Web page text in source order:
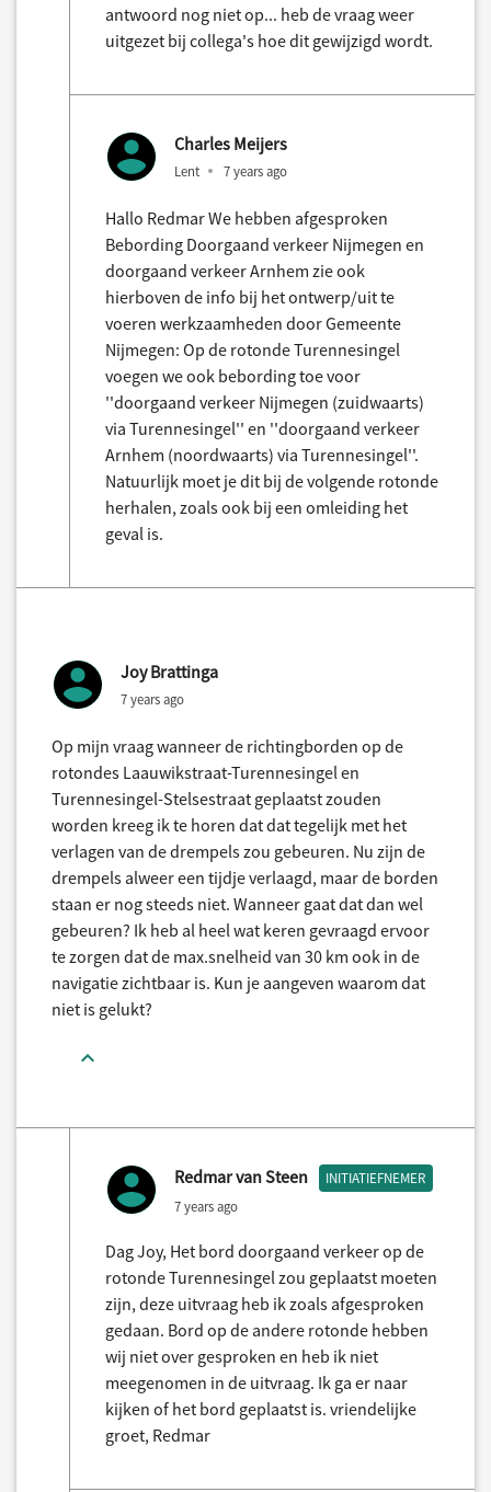
antwoord nog niet op... heb de vraag weer
uitgezet bij collega's hoe dit gewijzigd wordt.
Charles Meijers
Lent 7 years ago
Hallo Redmar We hebben afgesproken
Bebording Doorgaand verkeer Nijmegen en
doorgaand verkeer Arnhem zie ook
hierboven de info bij het ontwerp/uit te
voeren werkzaamheden door Gemeente
Nijmegen: Op de rotonde Turennesingel
voegen we ook bebording toe voor
''doorgaand verkeer Nijmegen (zuidwaarts)
via Turennesingel'' en ''doorgaand verkeer
Arnhem (noordwaarts) via Turennesingel''.
Natuurlijk moet je dit bij de volgende rotonde
herhalen, zoals ook bij een omleiding het
geval is.
Joy Brattinga
7 years ago
Op mijn vraag wanneer de richtingborden op de
rotondes Laauwikstraat-Turennesingel en
Turennesingel-Stelsestraat geplaatst zouden
worden kreeg ik te horen dat dat tegelijk met het
verlagen van de drempels zou gebeuren. Nu zijn de
drempels alweer een tijdje verlaagd, maar de borden
staan er nog steeds niet. Wanneer gaat dat dan wel
gebeuren? Ik heb al heel wat keren gevraagd ervoor
te zorgen dat de max.snelheid van 30 km ook in de
navigatie zichtbaar is. Kun je aangeven waarom dat
niet is gelukt?
Redmar van Steen INITIATIEFNEMER
7 years ago
Dag Joy, Het bord doorgaand verkeer op de
rotonde Turennesingel zou geplaatst moeten
zijn, deze uitvraag heb ik zoals afgesproken
gedaan. Bord op de andere rotonde hebben
wij niet over gesproken en heb ik niet
meegenomen in de uitvraag. Ik ga er naar
kijken of het bord geplaatst is. vriendelijke
groet, Redmar